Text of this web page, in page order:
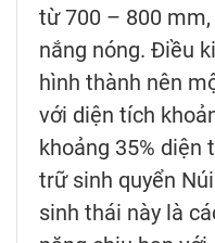
từ 700 – 800
nắng nóng. Điều
hình thành nên
với diện tích
khoảng 35% diện
trữ sinh quyển
sinh thái này là